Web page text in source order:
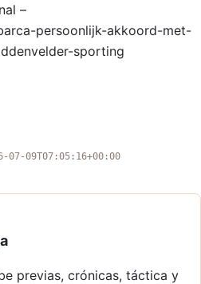
–
persoonlijk-akkoord-met-
sporting
09T07:05:16+00:00
previas, crónicas, táctica y